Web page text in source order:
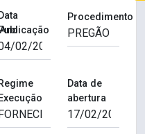
Data
Procedimento
Regime
Execução
Data de
abertura